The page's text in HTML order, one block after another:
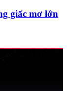
giấc mơ lớn